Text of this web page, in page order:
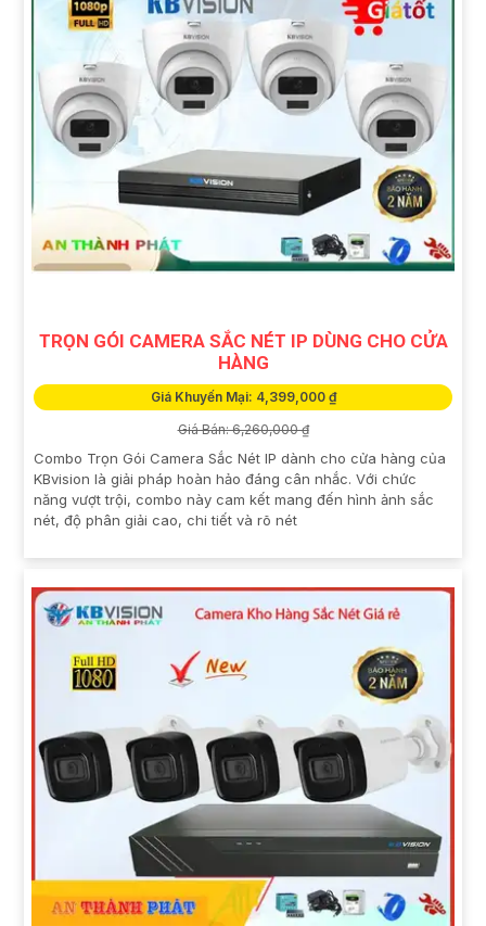
TRỌN GÓI CAMERA SẮC NÉT IP DÙNG CHO CỬA
HÀNG
Giá Khuyến Mại: 4,399,000 ₫
Giá Bán: 6,260,000 ₫
Combo Trọn Gói Camera Sắc Nét IP dành cho cửa hàng của
KBvision là giải pháp hoàn hảo đáng cân nhắc. Với chức
năng vượt trội, combo này cam kết mang đến hình ảnh sắc
nét, độ phân giải cao, chi tiết và rõ nét